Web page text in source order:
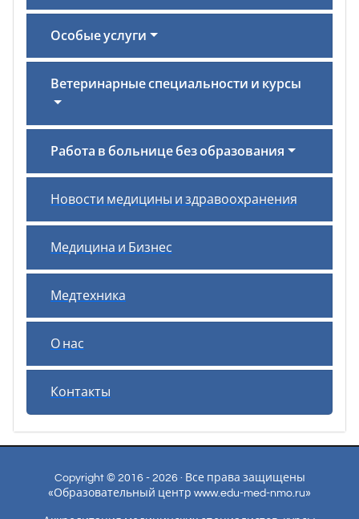
Особые услуги
Ветеринарные специальности и курсы
Работа в больнице без образования
Новости медицины и здравоохранения
Медицина и Бизнес
Медтехника
О нас
Контакты
Copyright © 2016 - 2026 · Все права защищены
«Образовательный центр www.edu-med-nmo.ru»